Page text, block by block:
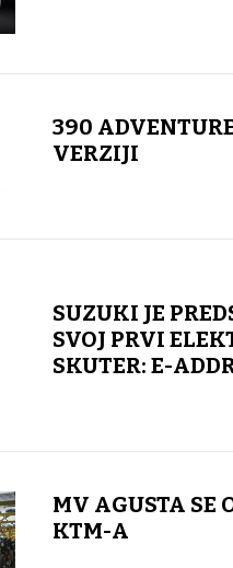
390
VERZIJI
SUZUKI JE
SVOJ PRVI
SKUTER: E-
MV AGUSTA SE
KTM-A